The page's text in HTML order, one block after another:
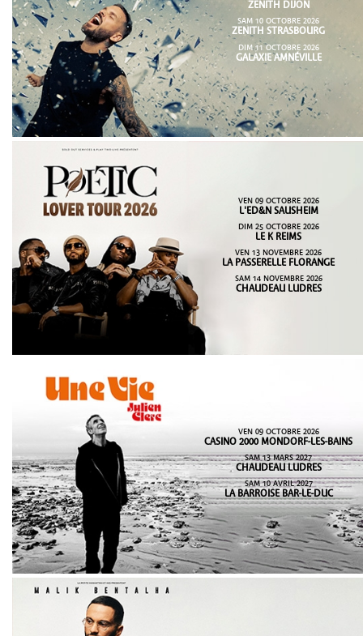
ZENITH DIJON
SAM 10 OCTOBRE 2026
ZENITH STRASBOURG
DIM 11 OCTOBRE 2026
GALAXIE AMNÉVILLE
VEN 09 OCTOBRE 2026
L'ED&N SAUSHEIM
DIM 25 OCTOBRE 2026
LE K REIMS
VEN 13 NOVEMBRE 2026
LA PASSERELLE FLORANGE
SAM 14 NOVEMBRE 2026
CHAUDEAU LUDRES
VEN 09 OCTOBRE 2026
CASINO 2000 MONDORF-LES-BAINS
SAM 13 MARS 2027
CHAUDEAU LUDRES
SAM 10 AVRIL 2027
LA BARROISE BAR-LE-DUC